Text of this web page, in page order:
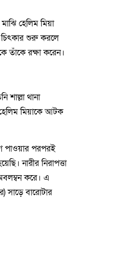
হেলিম মিয়া
চিৎকার শুরু করলে
তাঁকে রক্ষা করেন।
শাল্লা থানা
মিয়াকে আটক
পাওয়ার পরপরই
নারীর নিরাপত্তা
করে। এ
সাড়ে বারোটার